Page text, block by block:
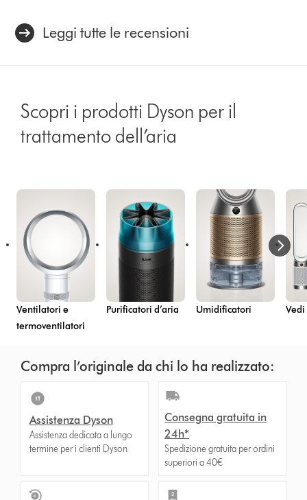
Leggi tutte le recensioni
Scopri i prodotti Dyson per il
trattamento dell’aria
Ventilatori e
termoventilatori
Purificatori d’aria Umidificatori
Compra l’originale da chi lo ha realizzato:
Assistenza Dyson
Assistenza dedicata a lungo
termine per i clienti Dyson
Consegna gratuita in
24h*
Spedizione gratuita per ordini
superiori a 40€